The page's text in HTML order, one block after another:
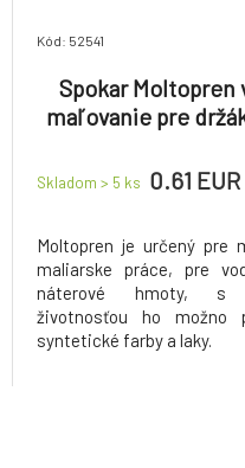
Kód: 52541
Spokar Moltopren
maľovanie pre
Skladom > 5 ks 0.61 EUR
Moltopren je určený pre
maliarske práce, pre
náterové hmoty, s
životnosťou ho možno
syntetické farby a laky.